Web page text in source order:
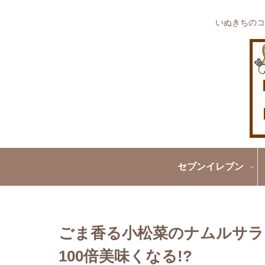
いぬきちの
セブンイレブン
ごま香る小松菜のナムルサ
100倍美味くなる!?